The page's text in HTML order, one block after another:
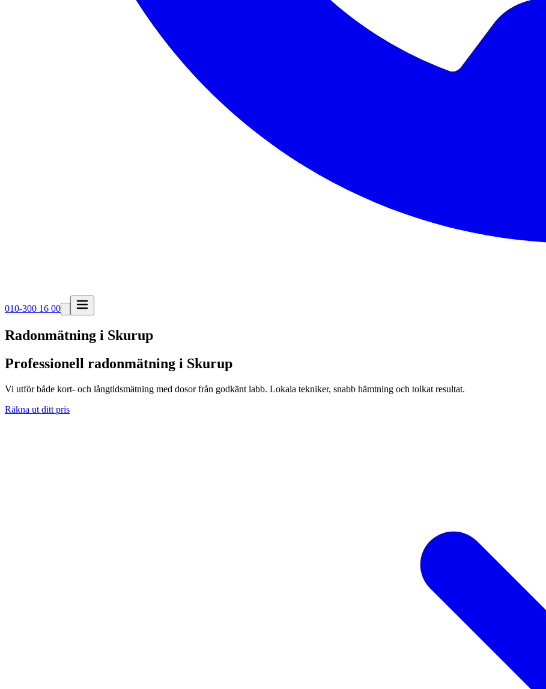
010-300 16 00
Radonmätning i Skurup
Professionell radonmätning i Skurup
Vi utför både kort- och långtidsmätning med dosor från godkänt labb. Lokala tekniker, snabb hämtning och tolkat resultat.
Räkna ut ditt pris